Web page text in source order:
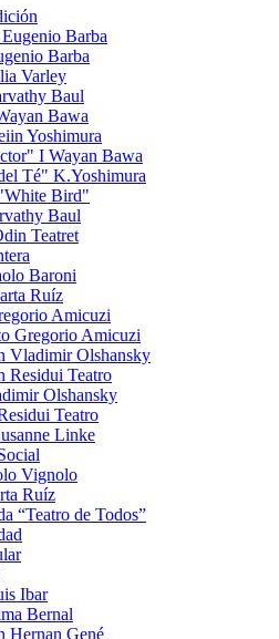
Barba
Barba
Varley
Baul
Bawa
Yoshimura
I Wayan Bawa
Té" K.Yoshimura
Bird"
Baul
Teatret
Baroni
Ruíz
Amicuzi
Gregorio Amicuzi
Vladimir Olshansky
Residui Teatro
Olshansky
Teatro
Linke
Vignolo
Ruíz
“Teatro de Todos”
Ibar
Bernal
Hernan Gené